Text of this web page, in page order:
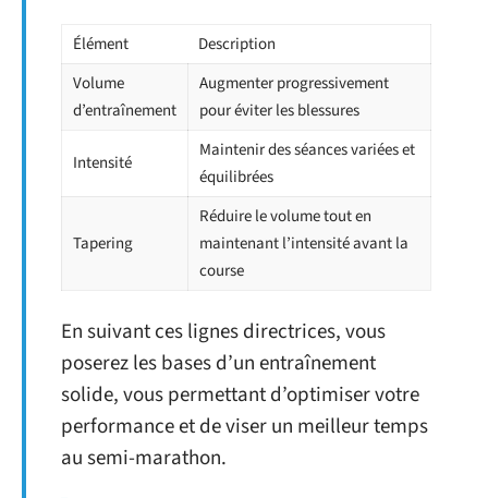
Élément
Description
Volume
d’entraînement
Augmenter progressivement
pour éviter les blessures
Intensité
Maintenir des séances variées et
équilibrées
Tapering
Réduire le volume tout en
maintenant l’intensité avant la
course
En suivant ces lignes directrices, vous
poserez les bases d’un entraînement
solide, vous permettant d’optimiser votre
performance et de viser un meilleur temps
au semi-marathon.